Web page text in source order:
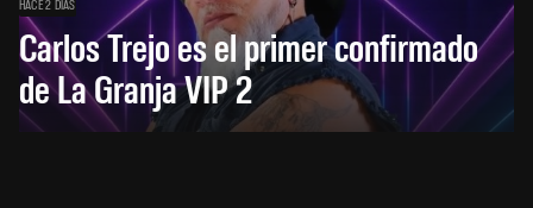
HACE 2 DÍAS
Carlos Trejo es el primer confirmado
de La Granja VIP 2